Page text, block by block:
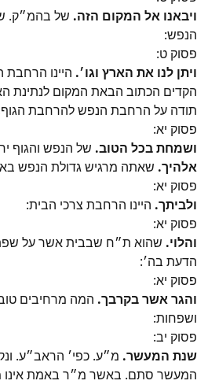
ויבאנו אל המקום הזה. של בהמ״ק.
הנפש:
פסוק ט:
ויתן לנו את הארץ וגו׳. היינו
הקדים הכתוב הבאת המקום לנתינת
תודה על הרחבת הנפש להרחבת
פסוק יא:
ושמחת בכל הטוב. של הנפש והגוף
אלהיך. שאתה מרגיש גדולת הנפש
פסוק יא:
ולביתך. היינו הרחבת צרכי הבית:
פסוק יא:
והלוי. שהוא ת״ח שבבית אשר על
הדעת בה׳:
פסוק יא:
והגר אשר בקרבך. המה מרחיבים
ושפחות:
פסוק יב:
שנת המעשר. מ״ע. כפי׳ הראב״ע.
המעשר סתם. באשר מ״ר באמת אינו